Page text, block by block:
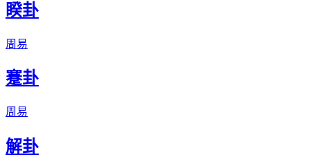
睽卦
周易
蹇卦
周易
解卦